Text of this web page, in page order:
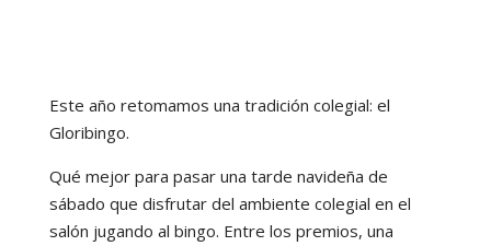
Este año retomamos una tradición colegial: el
Gloribingo.
Qué mejor para pasar una tarde navideña de
sábado que disfrutar del ambiente colegial en el
salón jugando al bingo. Entre los premios, una